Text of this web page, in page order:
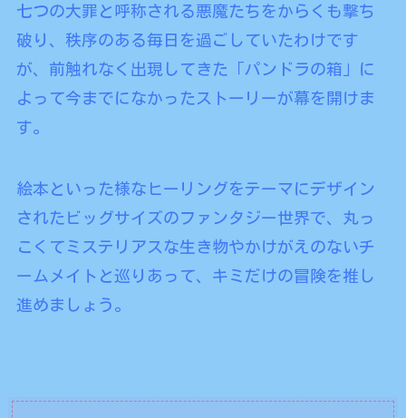
七つの大罪と呼称される悪魔たちをからくも撃ち
破り、秩序のある毎日を過ごしていたわけです
が、前触れなく出現してきた「パンドラの箱」に
よって今までになかったストーリーが幕を開けま
す。
絵本といった様なヒーリングをテーマにデザイン
されたビッグサイズのファンタジー世界で、丸っ
こくてミステリアスな生き物やかけがえのないチ
ームメイトと巡りあって、キミだけの冒険を推し
進めましょう。